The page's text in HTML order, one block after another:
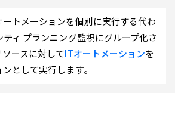
トメーションを個別に実行する代わ
ティ プランニング監視にグループ化さ
ースに対してITオートメーションを
として実行します。